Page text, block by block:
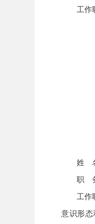
工作职
姓 名
职 务
工作职
意识形